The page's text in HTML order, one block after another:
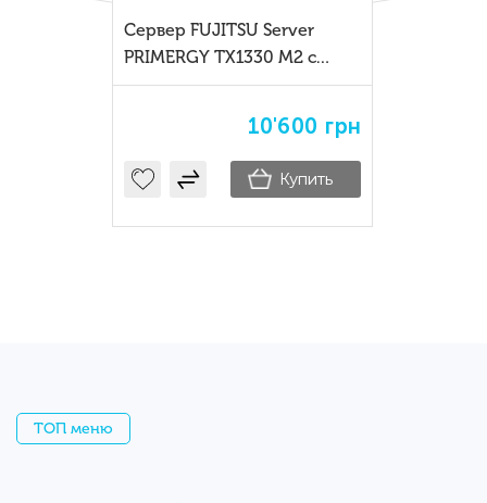
Сервер FUJITSU Server
PRIMERGY TX1330 M2 c
32Gb SSD
10'600 грн
Купить
ТОП меню